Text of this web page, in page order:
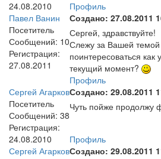
24.08.2010
Профиль
Павел Ванин
Посетитель
Сообщений: 10
Регистрация:
27.08.2011
Создано: 27.08.2011
Сергей, здравствуйте!
Слежу за Вашей
поинтересоваться
текущий момент?
Профиль
Сергей Агарков
Посетитель
Сообщений: 38
Регистрация:
24.08.2010
Создано: 29.08.2011
Чуть пойже продолжу
Профиль
Сергей АгарковСоздано: 29.08.2011